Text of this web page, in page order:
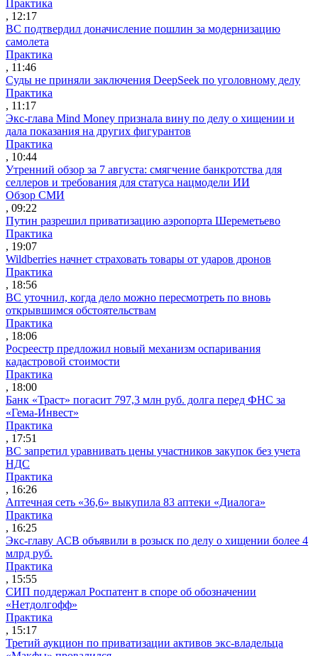
Практика
, 12:17
ВС подтвердил доначисление пошлин за модернизацию
самолета
Практика
, 11:46
Суды не приняли заключения DeepSeek по уголовному делу
Практика
, 11:17
Экс-глава Mind Money признала вину по делу о хищении и
дала показания на других фигурантов
Практика
, 10:44
Утренний обзор за 7 августа: смягчение банкротства для
селлеров и требования для статуса нацмодели ИИ
Обзор СМИ
, 09:22
Путин разрешил приватизацию аэропорта Шереметьево
Практика
, 19:07
Wildberries начнет страховать товары от ударов дронов
Практика
, 18:56
ВС уточнил, когда дело можно пересмотреть по вновь
открывшимся обстоятельствам
Практика
, 18:06
Росреестр предложил новый механизм оспаривания
кадастровой стоимости
Практика
, 18:00
Банк «Траст» погасит 797,3 млн руб. долга перед ФНС за
«Гема-Инвест»
Практика
, 17:51
ВС запретил уравнивать цены участников закупок без учета
НДС
Практика
, 16:26
Аптечная сеть «36,6» выкупила 83 аптеки «Диалога»
Практика
, 16:25
Экс-главу АСВ объявили в розыск по делу о хищении более 4
млрд руб.
Практика
, 15:55
СИП поддержал Роспатент в споре об обозначении
«Нетдолгофф»
Практика
, 15:17
Третий аукцион по приватизации активов экс-владельца